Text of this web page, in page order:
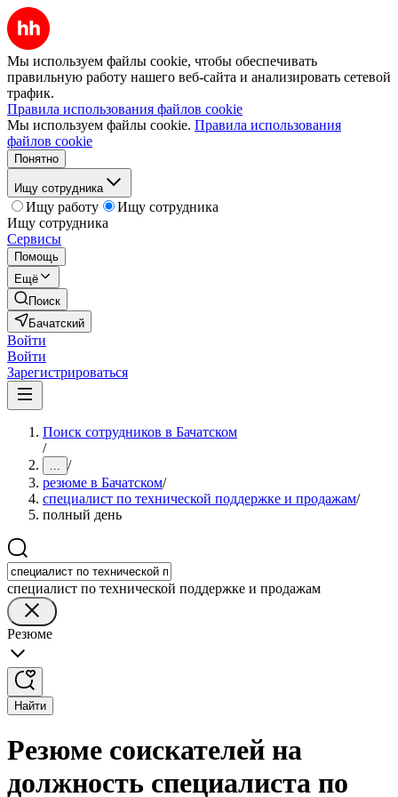
Мы используем файлы cookie, чтобы обеспечивать
правильную работу нашего веб-сайта и анализировать сетевой
трафик.
Правила использования файлов cookie
Мы используем файлы cookie. Правила использования
файлов cookie
Понятно
Ищу сотрудника
Ищу работу
Ищу сотрудника
Ищу сотрудника
Сервисы
Помощь
Ещё
Поиск
Бачатский
Войти
Войти
Зарегистрироваться
Поиск сотрудников в Бачатском
/
... /
резюме в Бачатском/
специалист по технической поддержке и продажам/
полный день
специалист по технической поддержке и продажам
Резюме
Найти
Резюме соискателей на
должность специалиста по